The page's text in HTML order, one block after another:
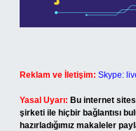
Reklam ve İletişim: Skype:
Yasal Uyarı: Bu internet
şirketi ile hiçbir bağlantısı
hazırladığımız makaleler